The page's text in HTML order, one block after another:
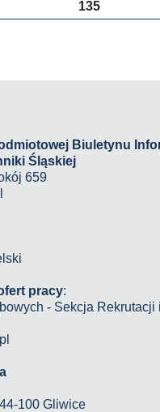
135
Biuletynu
Śląskiej
659
pracy:
- Sekcja Rekrutacji
100 Gliwice